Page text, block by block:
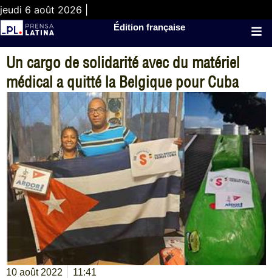
jeudi 6 août 2026 |
Édition française
Un cargo de solidarité avec du matériel
médical a quitté la Belgique pour Cuba
10 août 2022 11:41